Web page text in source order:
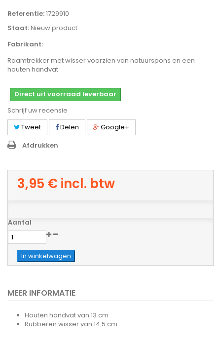
Referentie:1729910
Staat:Nieuw product
Fabrikant:
Raamtrekker met wisser voorzien van natuurspons en een
houten handvat.
Direct uit voorraad leverbaar
Schrijf uw recensie
Tweet
Delen
Google+
Afdrukken
3,95 € incl. btw
Aantal
In winkelwagen
MEER INFORMATIE
Houten handvat van 13 cm
Rubberen wisser van 14.5 cm